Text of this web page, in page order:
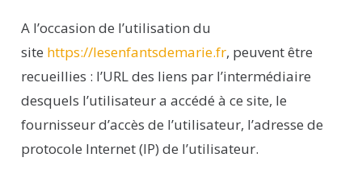
A l’occasion de l’utilisation du
site https://lesenfantsdemarie.fr, peuvent être
recueillies : l’URL des liens par l’intermédiaire
desquels l’utilisateur a accédé à ce site, le
fournisseur d’accès de l’utilisateur, l’adresse de
protocole Internet (IP) de l’utilisateur.